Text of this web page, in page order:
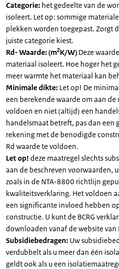
Categorie: het gedeelte van de
isoleert. Let op: sommige
plekken worden toegepast. Zorgt
juiste categorie kiest.
Rd- Waarde: (m2K/W) Deze
materiaal isoleert. Hoe hoger het
meer warmte het materiaal kan
Minimale dikte: Let op! De
een berekende waarde om aan de
voldoen en niet (altijd) een
handelsmaat betreft, pas dan een
rekening met de benodigde
Rd waarde te voldoen.
Let op! deze maatregel slechts
aan de beschreven voorwaarden,
zoals in de NTA-8800 richtlijn
kwaliteitsverklaring. Het voldoen
een significante invloed hebben
constructie. U kunt de BCRG
downloaden vanaf de website van
Subsidiebedragen: Uw
verdubbelt als u meer dan één
geldt ook als u een